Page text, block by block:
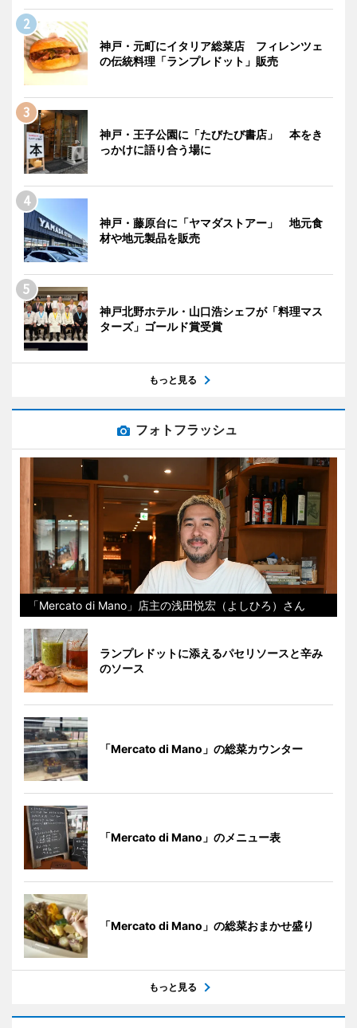
神戸・元町にイタリア総菜店 フィレンツェ
の伝統料理「ランプレドット」販売
神戸・王子公園に「たびたび書店」 本をき
っかけに語り合う場に
神戸・藤原台に「ヤマダストアー」 地元食
材や地元製品を販売
神戸北野ホテル・山口浩シェフが「料理マス
ターズ」ゴールド賞受賞
もっと見る
フォトフラッシュ
「Mercato di Mano」店主の浅田悦宏（よしひろ）さん
ランプレドットに添えるパセリソースと辛み
のソース
「Mercato di Mano」の総菜カウンター
「Mercato di Mano」のメニュー表
「Mercato di Mano」の総菜おまかせ盛り
もっと見る